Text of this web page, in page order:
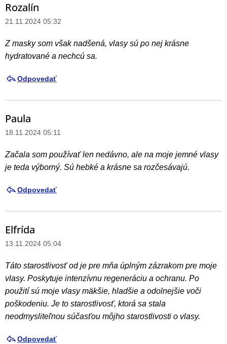
Rozalín
21.11.2024 05:32
Z masky som však nadšená, vlasy sú po nej krásne
hydratované a nechcú sa.
Odpovedať
Paula
18.11.2024 05:11
Začala som používať len nedávno, ale na moje jemné vlasy
je teda výborný. Sú hebké a krásne sa rozčesávajú.
Odpovedať
Elfrída
13.11.2024 05:04
Táto starostlivosť od je pre mňa úplným zázrakom pre moje
vlasy. Poskytuje intenzívnu regeneráciu a ochranu. Po
použití sú moje vlasy mäkšie, hladšie a odolnejšie voči
poškodeniu. Je to starostlivosť, ktorá sa stala
neodmysliteľnou súčasťou môjho starostlivosti o vlasy.
Odpovedať